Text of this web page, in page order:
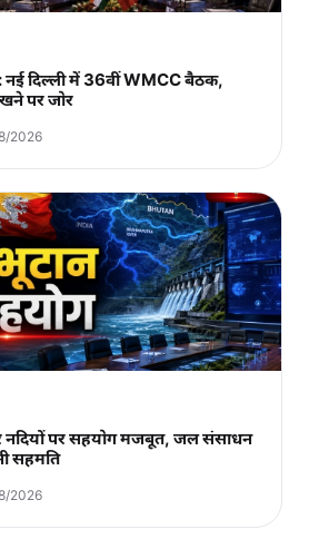
नई दिल्ली में 36वीं WMCC बैठक,
पर जोर
2026
नदियों पर सहयोग मजबूत, जल संसाधन
सहमति
2026